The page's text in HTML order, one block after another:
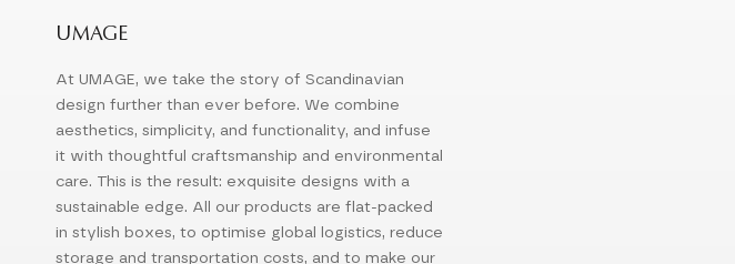
UMAGE
At UMAGE, we take the story of Scandinavian
design further than ever before. We combine
aesthetics, simplicity, and functionality, and infuse
it with thoughtful craftsmanship and environmental
care. This is the result: exquisite designs with a
sustainable edge. All our products are flat-packed
in stylish boxes, to optimise global logistics, reduce
storage and transportation costs, and to make our